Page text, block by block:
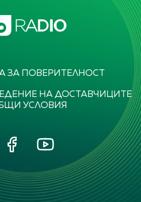
ЗА ПОВЕРИТЕЛНОСТ
НА ДОСТАВЧИЦИТЕ
УСЛОВИЯ